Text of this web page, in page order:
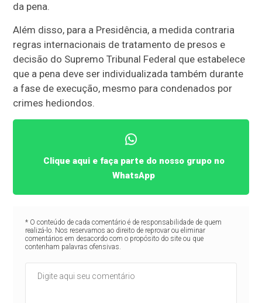
da pena.
Além disso, para a Presidência, a medida contraria
regras internacionais de tratamento de presos e
decisão do Supremo Tribunal Federal que estabelece
que a pena deve ser individualizada também durante
a fase de execução, mesmo para condenados por
crimes hediondos.
Clique aqui e faça parte do nosso grupo no
WhatsApp
* O conteúdo de cada comentário é de responsabilidade de quem
realizá-lo. Nos reservamos ao direito de reprovar ou eliminar
comentários em desacordo com o propósito do site ou que
contenham palavras ofensivas.